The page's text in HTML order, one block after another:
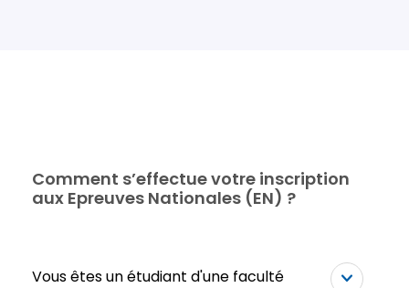
Comment s’effectue votre inscription
aux Epreuves Nationales (EN) ?
Vous êtes un étudiant d'une faculté